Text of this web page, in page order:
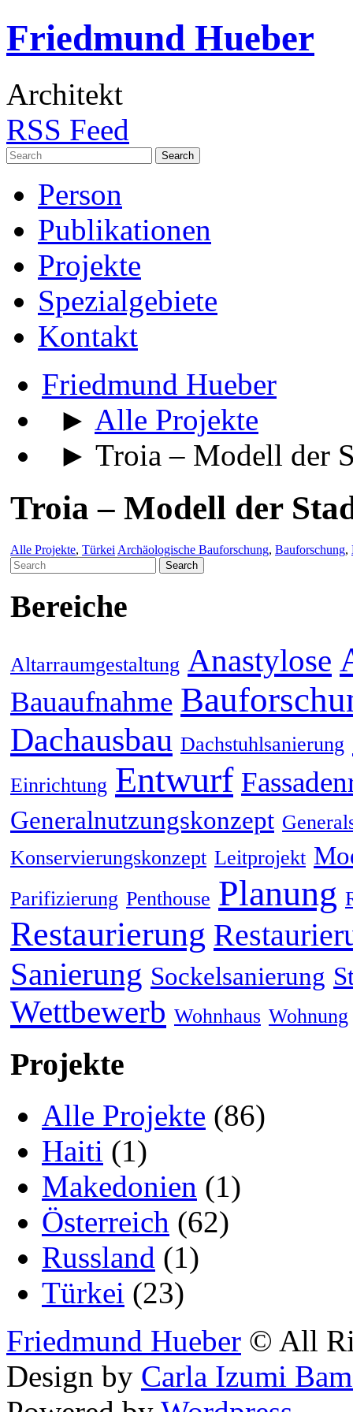
Friedmund Hueber
Architekt
RSS Feed
Search
for:
Person
Publikationen
Projekte
Spezialgebiete
Kontakt
Friedmund Hueber
► Alle Projekte
► Troia – Modell der
Troia – Modell der
Alle Projekte, Türkei Archäologische Bauforschung, Bauforschung,
Search
for:
Bereiche
Altarraumgestaltung Anastylose
Bauaufnahme
Dachausbau Dachstuhlsanierung
Einrichtung Entwurf
Generalnutzungskonzept
Konservierungskonzept Leitprojekt
Parifizierung Penthouse Planung
Restaurierung
Sanierung Sockelsanierung
Wettbewerb Wohnhaus Wohnung
Projekte
Alle Projekte (86)
Haiti (1)
Makedonien (1)
Österreich (62)
Russland (1)
Türkei (23)
Friedmund Hueber © All
Design by Carla Izumi